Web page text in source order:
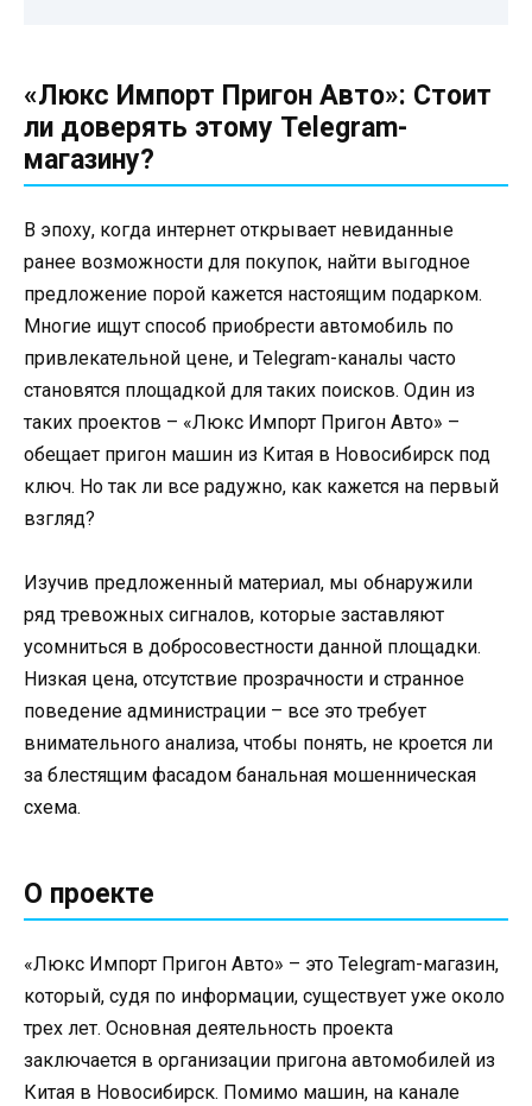
«Люкс Импорт Пригон Авто»: Стоит
ли доверять этому Telegram-
магазину?
В эпоху, когда интернет открывает невиданные
ранее возможности для покупок, найти выгодное
предложение порой кажется настоящим подарком.
Многие ищут способ приобрести автомобиль по
привлекательной цене, и Telegram-каналы часто
становятся площадкой для таких поисков. Один из
таких проектов – «Люкс Импорт Пригон Авто» –
обещает пригон машин из Китая в Новосибирск под
ключ. Но так ли все радужно, как кажется на первый
взгляд?
Изучив предложенный материал, мы обнаружили
ряд тревожных сигналов, которые заставляют
усомниться в добросовестности данной площадки.
Низкая цена, отсутствие прозрачности и странное
поведение администрации – все это требует
внимательного анализа, чтобы понять, не кроется ли
за блестящим фасадом банальная мошенническая
схема.
О проекте
«Люкс Импорт Пригон Авто» – это Telegram-магазин,
который, судя по информации, существует уже около
трех лет. Основная деятельность проекта
заключается в организации пригона автомобилей из
Китая в Новосибирск. Помимо машин, на канале